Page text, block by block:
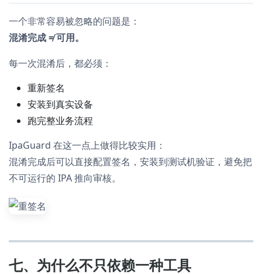
一个非常容易被忽略的问题是：
混淆完成 ≠ 可用。
每一次混淆后，都必须：
重新签名
安装到真实设备
跑完整业务流程
IpaGuard 在这一点上做得比较实用：
混淆完成后可以直接配置签名，安装到测试机验证，避免把
不可运行的 IPA 推向审核。
七、为什么不只依赖一种工具